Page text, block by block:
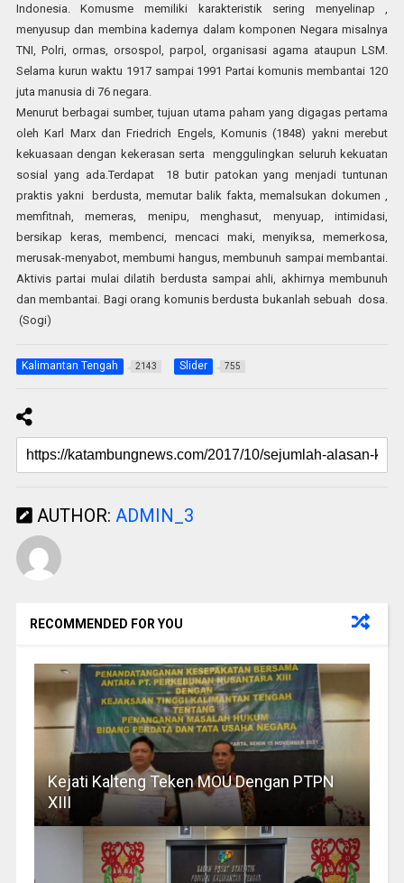
Indonesia. Komusme memiliki karakteristik sering menyelinap ,
menyusup dan membina kadernya dalam komponen Negara misalnya
TNI, Polri, ormas, orsospol, parpol, organisasi agama ataupun LSM.
Selama kurun waktu 1917 sampai 1991 Partai komunis membantai 120
juta manusia di 76 negara.
Menurut berbagai sumber, tujuan utama paham yang digagas pertama
oleh Karl Marx dan Friedrich Engels, Komunis (1848) yakni merebut
kekuasaan dengan kekerasan serta menggulingkan seluruh kekuatan
sosial yang ada.Terdapat 18 butir patokan yang menjadi tuntunan
praktis yakni berdusta, memutar balik fakta, memalsukan dokumen ,
memfitnah, memeras, menipu, menghasut, menyuap, intimidasi,
bersikap keras, membenci, mencaci maki, menyiksa, memerkosa,
merusak-menyabot, membumi hangus, membunuh sampai membantai.
Aktivis partai mulai dilatih berdusta sampai ahli, akhirnya membunuh
dan membantai. Bagi orang komunis berdusta bukanlah sebuah dosa.
(Sogi)
Kalimantan Tengah 2143 Slider 755
AUTHOR: ADMIN_3
RECOMMENDED FOR YOU
Kejati Kalteng Teken MOU Dengan PTPN
XIII